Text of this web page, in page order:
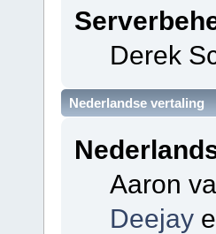
Derek
Nederlandse vertaling
Aaron
Deejay